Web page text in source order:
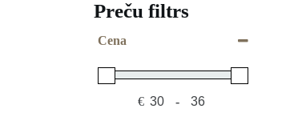
Preču filtrs
Cena
€ Minimum Price
-
Maximum Price